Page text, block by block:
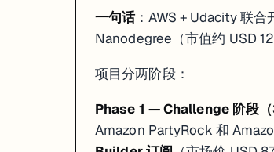
一句话：AWS + Udacity 联
Nanodegree（市值约 USD
项目分两阶段：
Phase 1 — Challenge 阶段
Amazon PartyRock 和